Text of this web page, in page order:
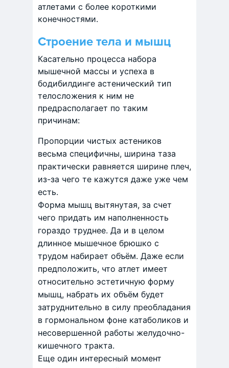
атлетами с более короткими
конечностями.
Строение тела и мышц
Касательно процесса набора
мышечной массы и успеха в
бодибилдинге астенический тип
телосложения к ним не
предрасполагает по таким
причинам:
Пропорции чистых астеников
весьма специфичны, ширина таза
практически равняется ширине плеч,
из-за чего те кажутся даже уже чем
есть.
Форма мышц вытянутая, за счет
чего придать им наполненность
гораздо труднее. Да и в целом
длинное мышечное брюшко с
трудом набирает объём. Даже если
предположить, что атлет имеет
относительно эстетичную форму
мышц, набрать их объём будет
затруднительно в силу преобладания
в гормональном фоне катаболиков и
несовершенной работы желудочно-
кишечного тракта.
Еще один интересный момент